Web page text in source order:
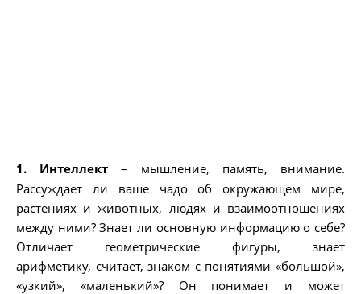
1. Интеллект – мышление, память, внимание.
Рассуждает ли ваше чадо об окружающем мире,
растениях и животных, людях и взаимоотношениях
между ними? Знает ли основную информацию о себе?
Отличает геометрические фигуры, знает
арифметику, считает, знаком с понятиями «большой»,
«узкий», «маленький»? Он понимает и может